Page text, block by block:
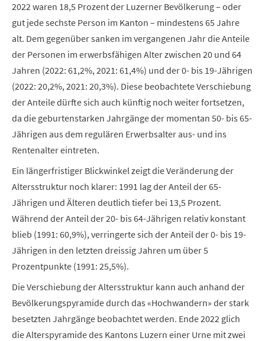
2022 waren 18,5 Prozent der Luzerner Bevölkerung – oder
gut jede sechste Person im Kanton – mindestens 65 Jahre
alt. Dem gegenüber sanken im vergangenen Jahr die Anteile
der Personen im erwerbsfähigen Alter zwischen 20 und 64
Jahren (2022: 61,2%, 2021: 61,4%) und der 0- bis 19-Jährigen
(2022: 20,2%, 2021: 20,3%). Diese beobachtete Verschiebung
der Anteile dürfte sich auch künftig noch weiter fortsetzen,
da die geburtenstarken Jahrgänge der momentan 50- bis 65-
Jährigen aus dem regulären Erwerbsalter aus- und ins
Rentenalter eintreten.
Ein längerfristiger Blickwinkel zeigt die Veränderung der
Altersstruktur noch klarer: 1991 lag der Anteil der 65-
Jährigen und Älteren deutlich tiefer bei 13,5 Prozent.
Während der Anteil der 20- bis 64-Jährigen relativ konstant
blieb (1991: 60,9%), verringerte sich der Anteil der 0- bis 19-
Jährigen in den letzten dreissig Jahren um über 5
Prozentpunkte (1991: 25,5%).
Die Verschiebung der Altersstruktur kann auch anhand der
Bevölkerungspyramide durch das «Hochwandern» der stark
besetzten Jahrgänge beobachtet werden. Ende 2022 glich
die Alterspyramide des Kantons Luzern einer Urne mit zwei